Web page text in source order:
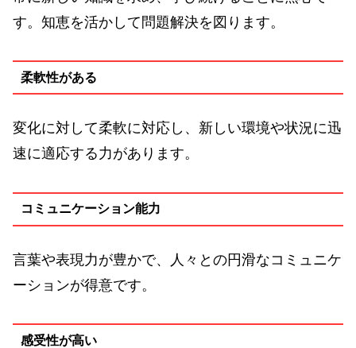
す。知恵を活かして問題解決を図ります。
柔軟性がある
変化に対して柔軟に対応し、新しい環境や状況に迅
速に適応する力があります。
コミュニケーション能力
言葉や表現力が豊かで、人々との円滑なコミュニケ
ーションが得意です。
感受性が高い